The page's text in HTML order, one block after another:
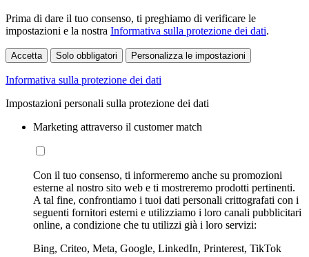
Prima di dare il tuo consenso, ti preghiamo di verificare le
impostazioni e la nostra Informativa sulla protezione dei dati.
Accetta Solo obbligatori Personalizza le impostazioni
Informativa sulla protezione dei dati
Impostazioni personali sulla protezione dei dati
Marketing attraverso il customer match
Con il tuo consenso, ti informeremo anche su promozioni
esterne al nostro sito web e ti mostreremo prodotti pertinenti.
A tal fine, confrontiamo i tuoi dati personali crittografati con i
seguenti fornitori esterni e utilizziamo i loro canali pubblicitari
online, a condizione che tu utilizzi già i loro servizi:
Bing, Criteo, Meta, Google, LinkedIn, Printerest, TikTok